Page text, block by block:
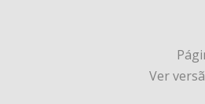
Ver